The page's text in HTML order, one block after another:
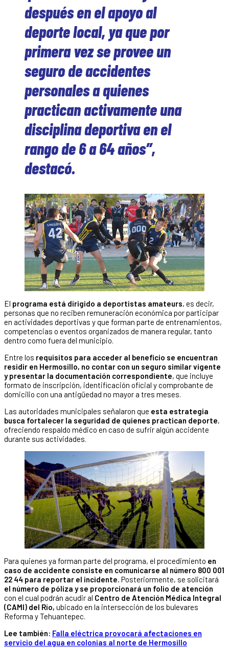
después en el apoyo al
deporte local, ya que por
primera vez se provee un
seguro de accidentes
personales a quienes
practican activamente una
disciplina deportiva en el
rango de 6 a 64 años”,
destacó.
El programa está dirigido a deportistas amateurs, es decir,
personas que no reciben remuneración económica por participar
en actividades deportivas y que forman parte de entrenamientos,
competencias o eventos organizados de manera regular, tanto
dentro como fuera del municipio.
Entre los requisitos para acceder al beneficio se encuentran
residir en Hermosillo, no contar con un seguro similar vigente
y presentar la documentación correspondiente, que incluye
formato de inscripción, identificación oficial y comprobante de
domicilio con una antigüedad no mayor a tres meses.
Las autoridades municipales señalaron que esta estrategia
busca fortalecer la seguridad de quienes practican deporte,
ofreciendo respaldo médico en caso de sufrir algún accidente
durante sus actividades.
Para quienes ya forman parte del programa, el procedimiento en
caso de accidente consiste en comunicarse al número 800 001
22 44 para reportar el incidente. Posteriormente, se solicitará
el número de póliza y se proporcionará un folio de atención
con el cual podrán acudir al Centro de Atención Médica Integral
(CAMI) del Río, ubicado en la intersección de los bulevares
Reforma y Tehuantepec.
Lee también: Falla eléctrica provocará afectaciones en
servicio del agua en colonias al norte de Hermosillo